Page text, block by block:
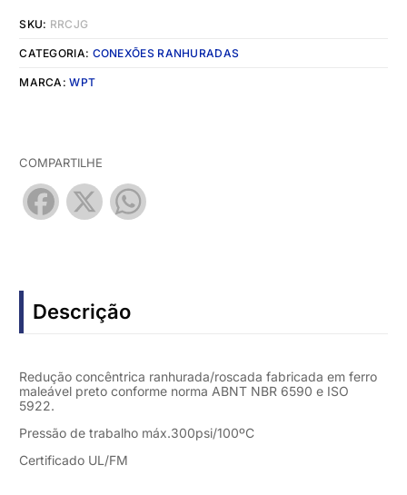
SKU: RRCJG
CATEGORIA: CONEXÕES RANHURADAS
MARCA:WPT
COMPARTILHE
Facebook
X
Descrição
Redução concêntrica ranhurada/roscada fabricada em ferro
maleável preto conforme norma ABNT NBR 6590 e ISO
5922.
Pressão de trabalho máx.300psi/100ºC
Certificado UL/FM